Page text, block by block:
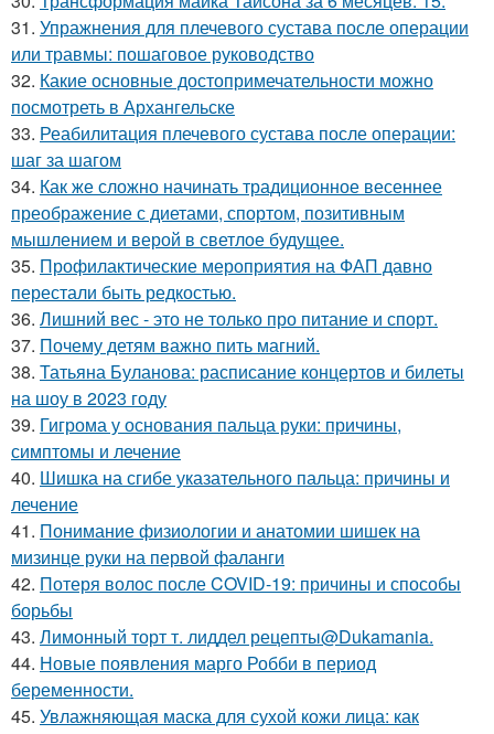
31. Упражнения для плечевого сустава после операции
или травмы: пошаговое руководство
32. Какие основные достопримечательности можно
посмотреть в Архангельске
33. Реабилитация плечевого сустава после операции:
шаг за шагом
34. Как же сложно начинать традиционное весеннее
преображение с диетами, спортом, позитивным
мышлением и верой в светлое будущее.
35. Профилактические мероприятия на ФАП давно
перестали быть редкостью.
36. Лишний вес - это не только про питание и спорт.
37. Почему детям важно пить магний.
38. Татьяна Буланова: расписание концертов и билеты
на шоу в 2023 году
39. Гигрома у основания пальца руки: причины,
симптомы и лечение
40. Шишка на сгибе указательного пальца: причины и
лечение
41. Понимание физиологии и анатомии шишек на
мизинце руки на первой фаланги
42. Потеря волос после COVID-19: причины и способы
борьбы
43. Лимонный торт т. лиддел рецепты@Dukamania.
44. Новые появления марго Робби в период
беременности.
45. Увлажняющая маска для сухой кожи лица: как